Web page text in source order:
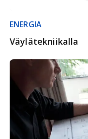
ENERGIA
Väylätekniikalla